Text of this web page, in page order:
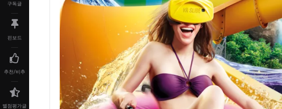
구독글
핀보드
추천/비추
별점평가글